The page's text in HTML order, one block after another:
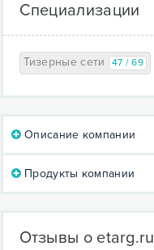
Специализации
Тизерные сети 47 / 69
Описание компании
Продукты компании
Отзывы о etarg.ru